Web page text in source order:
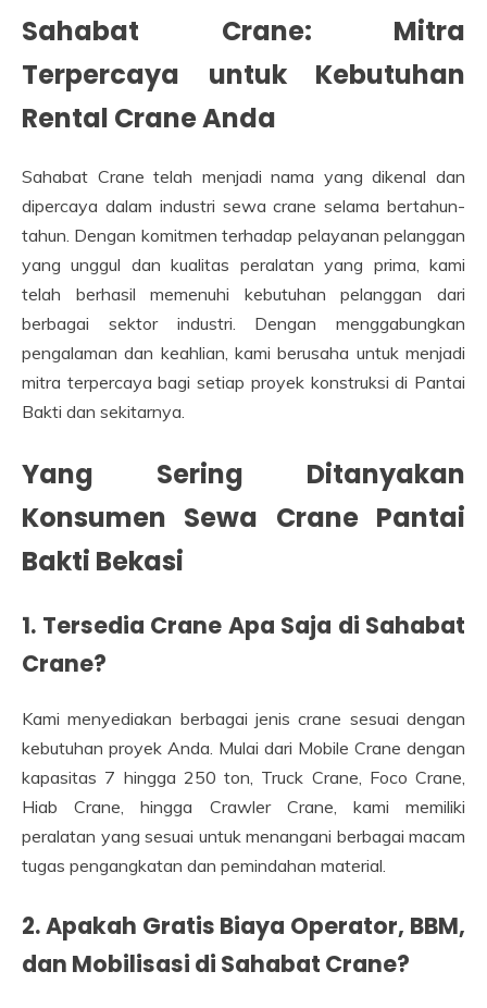
Sahabat Crane: Mitra
Terpercaya untuk Kebutuhan
Rental Crane Anda
Sahabat Crane telah menjadi nama yang dikenal dan
dipercaya dalam industri sewa crane selama bertahun-
tahun. Dengan komitmen terhadap pelayanan pelanggan
yang unggul dan kualitas peralatan yang prima, kami
telah berhasil memenuhi kebutuhan pelanggan dari
berbagai sektor industri. Dengan menggabungkan
pengalaman dan keahlian, kami berusaha untuk menjadi
mitra terpercaya bagi setiap proyek konstruksi di Pantai
Bakti dan sekitarnya.
Yang Sering Ditanyakan
Konsumen Sewa Crane Pantai
Bakti Bekasi
1. Tersedia Crane Apa Saja di Sahabat
Crane?
Kami menyediakan berbagai jenis crane sesuai dengan
kebutuhan proyek Anda. Mulai dari Mobile Crane dengan
kapasitas 7 hingga 250 ton, Truck Crane, Foco Crane,
Hiab Crane, hingga Crawler Crane, kami memiliki
peralatan yang sesuai untuk menangani berbagai macam
tugas pengangkatan dan pemindahan material.
2. Apakah Gratis Biaya Operator, BBM,
dan Mobilisasi di Sahabat Crane?